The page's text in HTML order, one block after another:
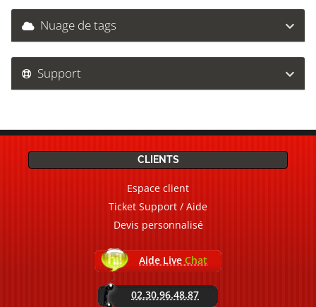
Nuage de tags
Support
CLIENTS
Espace client
Ticket Support / Aide
Devis personnalisé
Aide Live Chat
02.30.96.48.87